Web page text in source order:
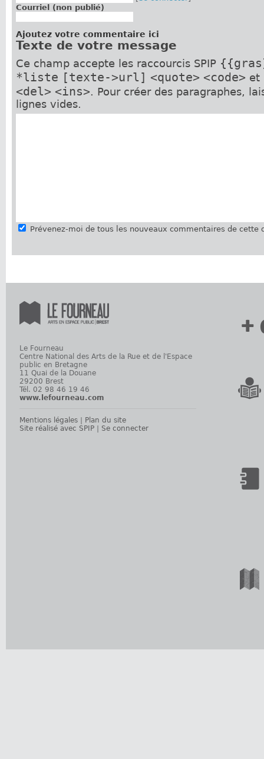
Courriel (non publié)
Ajoutez votre commentaire ici
Texte de votre message
Ce champ accepte les raccourcis SPIP
*liste [texte->url] <quote> <code>et
<del> <ins>. Pour créer des paragraphes,
lignes vides.
Prévenez-moi de tous les nouveaux commentaires de cette
Le Fourneau
Centre National des Arts de la Rue et de l'Espace
public en Bretagne
11 Quai de la Douane
29200 Brest
Tél. 02 98 46 19 46
www.lefourneau.com
Mentions légales
Plan du site
Site réalisé avec SPIP
Se connecter
+